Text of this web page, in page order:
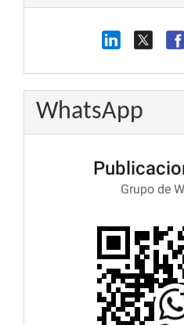
WhatsApp